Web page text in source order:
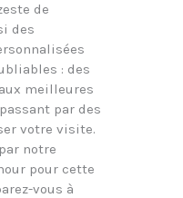
de
des
: des
meilleures
par des
votre visite.
notre
pour cette
vous à